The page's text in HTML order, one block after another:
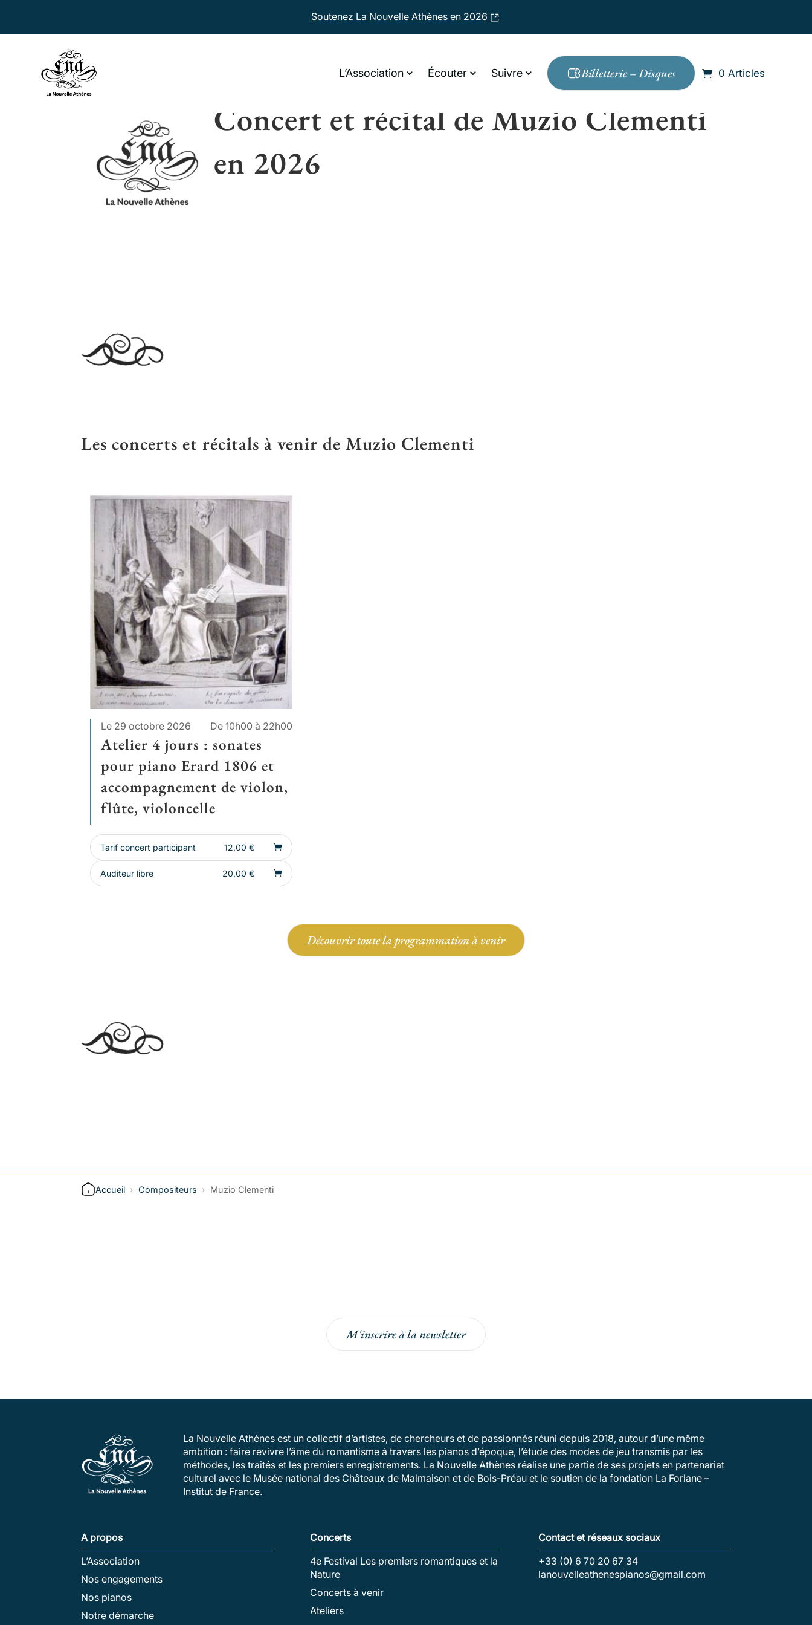
Soutenez La Nouvelle Athènes en 2026
L’Association Écouter Suivre Billetterie – Disques 0 Articles
Concert et récital de Muzio Clementi
en 2026
Les concerts et récitals à venir de Muzio Clementi
Le 29 octobre 2026 De 10h00 à 22h00
Atelier 4 jours : sonates
pour piano Erard 1806 et
accompagnement de violon,
flûte, violoncelle
Tarif concert participant 12,00€
Auditeur libre 20,00€
Découvrir toute la programmation à venir
Accueil › Compositeurs › Muzio Clementi
M'inscrire à la newsletter
La Nouvelle Athènes est un collectif d’artistes, de chercheurs et de passionnés réuni depuis 2018, autour d’une même
ambition : faire revivre l’âme du romantisme à travers les pianos d’époque, l’étude des modes de jeu transmis par les
méthodes, les traités et les premiers enregistrements. La Nouvelle Athènes réalise une partie de ses projets en partenariat
culturel avec le Musée national des Châteaux de Malmaison et de Bois-Préau et le soutien de la fondation La Forlane –
Institut de France.
A propos
L’Association
Nos engagements
Nos pianos
Notre démarche
Concerts
4e Festival Les premiers romantiques et la
Nature
Concerts à venir
Ateliers
Contact et réseaux sociaux
+33 (0) 6 70 20 67 34
lanouvelleathenespianos@gmail.com